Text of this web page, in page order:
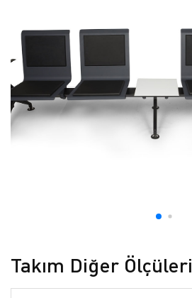
Takım Diğer Ölçüleri